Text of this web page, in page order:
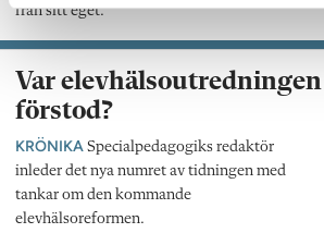
från sitt eget.
Var
förstod?
KRÖNIKA Specialpedagogiks redaktör
inleder det nya numret av tidningen med
tankar om den kommande
elevhälsoreformen.